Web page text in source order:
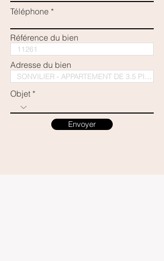
Téléphone
Référence du bien
Adresse du bien
Objet
Envoyer